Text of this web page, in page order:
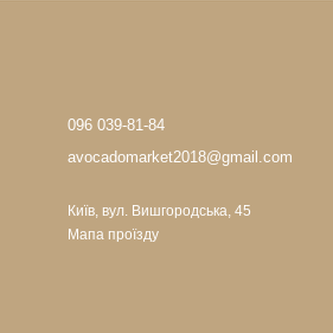
096 039-81-84
avocadomarket2018@gmail.com
Київ, вул. Вишгородська, 45
Мапа проїзду